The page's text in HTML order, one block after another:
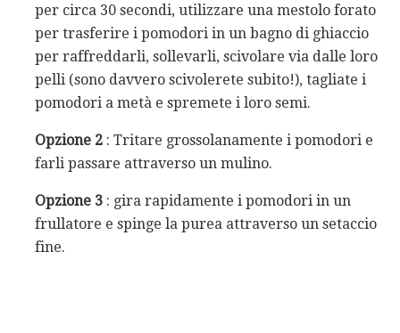
per circa 30 secondi, utilizzare una mestolo forato
per trasferire i pomodori in un bagno di ghiaccio
per raffreddarli, sollevarli, scivolare via dalle loro
pelli (sono davvero scivolerete subito!), tagliate i
pomodori a metà e spremete i loro semi.
Opzione 2 : Tritare grossolanamente i pomodori e
farli passare attraverso un mulino.
Opzione 3 : gira rapidamente i pomodori in un
frullatore e spinge la purea attraverso un setaccio
fine.